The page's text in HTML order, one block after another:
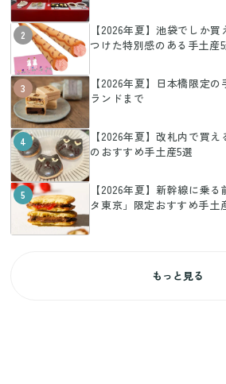
2
【2026年夏】池袋でしか
つけた特別感のある手土産
3
【2026年夏】日本橋限定
ランドまで
4
【2026年夏】改札内で買
のおすすめ手土産5選
5
【2026年夏】新幹線に乗
タ東京」限定おすすめ手土
もっと見る